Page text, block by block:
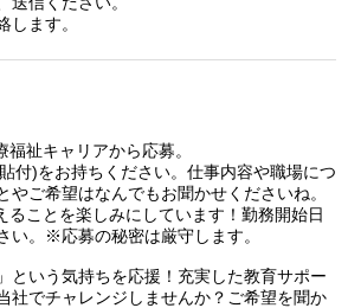
します。
福祉キャリアから応募。
付)をお持ちください。仕事内容や職場につ
やご希望はなんでもお聞かせくださいね。
ることを楽しみにしています！勤務開始日
い。※応募の秘密は厳守します。
という気持ちを応援！充実した教育サポー
社でチャレンジしませんか？ご希望を聞か